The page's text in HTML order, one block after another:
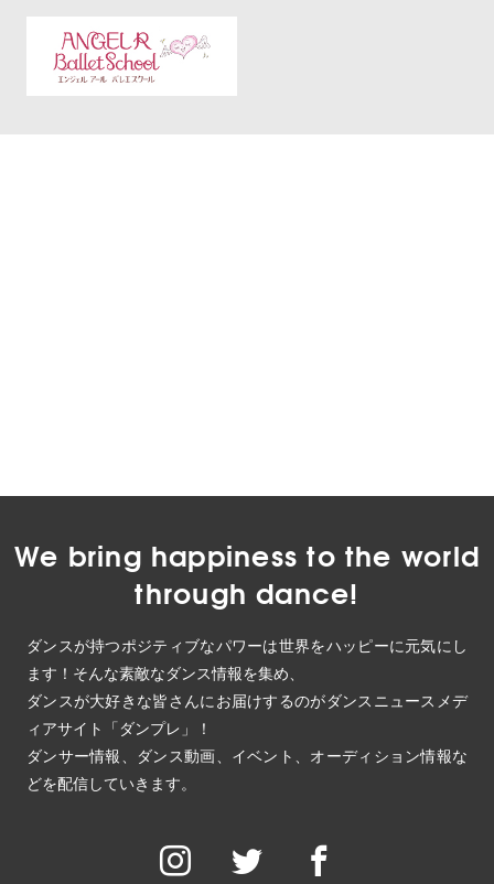
We bring happiness to the world
through dance!
ダンスが持つポジティブなパワーは世界をハッピーに元気にし
ます！そんな素敵なダンス情報を集め、
ダンスが大好きな皆さんにお届けするのがダンスニュースメデ
ィアサイト「ダンプレ」！
ダンサー情報、ダンス動画、イベント、オーディション情報な
どを配信していきます。